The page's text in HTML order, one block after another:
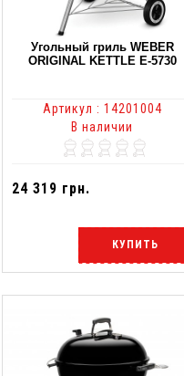
Угольный гриль WEBER
ORIGINAL KETTLE Е-5730
Артикул : 14201004
В наличии
24 319 грн.
КУПИТЬ